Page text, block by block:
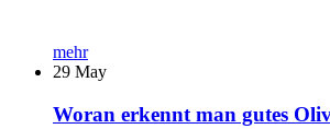
mehr
29 May
Woran erkennt man gutes